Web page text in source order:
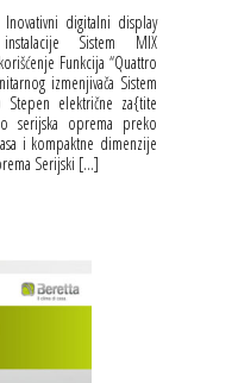
digitalni display
Sistem MIX
Funkcija “Quattro
izmenjivača Sistem
Stepen električne za{tite
serijska oprema preko
i kompaktne dimenzije
Serijski […]